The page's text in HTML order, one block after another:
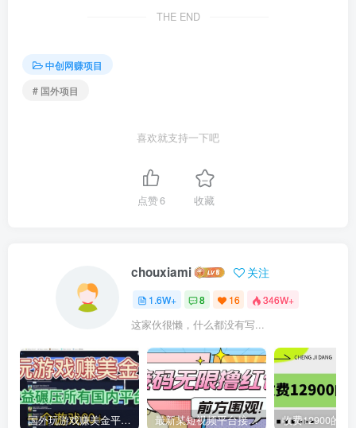
THE END
中创网赚项目
# 国外项目
喜欢就支持一下吧
点赞6 收藏
chouxiami 关注
1.6W+ 8 16 346W+
这家伙很懒，什么都没有写...
国外玩游戏赚美金平台，一个游戏60+，收益碾压国内所有平台 最新某短视频平台接码看广告，无限撸1.3元项目【软件+详细操作教程】